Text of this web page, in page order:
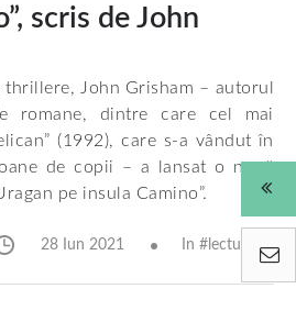
scris de John
thrillere, John Grisham – autorul
romane, dintre care cel mai
(1992), care s-a vândut în
de copii – a lansat o nouă
pe insula Camino”.
28 Iun 2021 In # lectură